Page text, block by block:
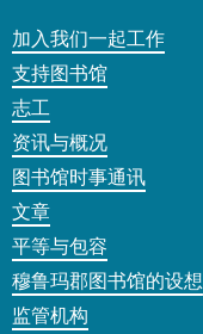
加入我们一起工作
支持图书馆
志工
资讯与概况
图书馆时事通讯
文章
平等与包容
穆鲁玛郡图书馆的设想
监管机构